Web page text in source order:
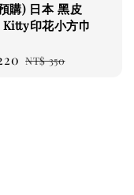
購) 日本 黑皮
印花小方巾
Regular
NT$ 350